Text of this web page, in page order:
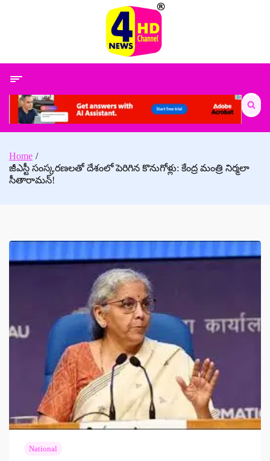
Search
for:
Home
జీఎస్టీ సంస్కరణలతో దేశంలో పెరిగిన కొనుగోళ్లు: కేంద్ర మంత్రి నిర్మలా
సీతారామన్!
National